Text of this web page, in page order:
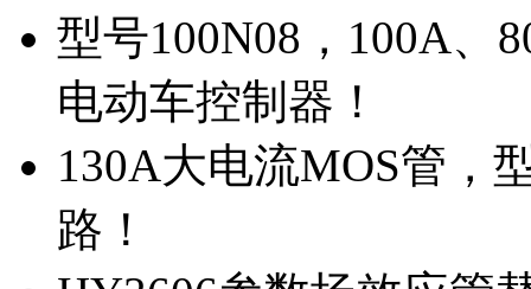
型号100N08，100A、
电动车控制器！
130A大电流MOS管，
路！